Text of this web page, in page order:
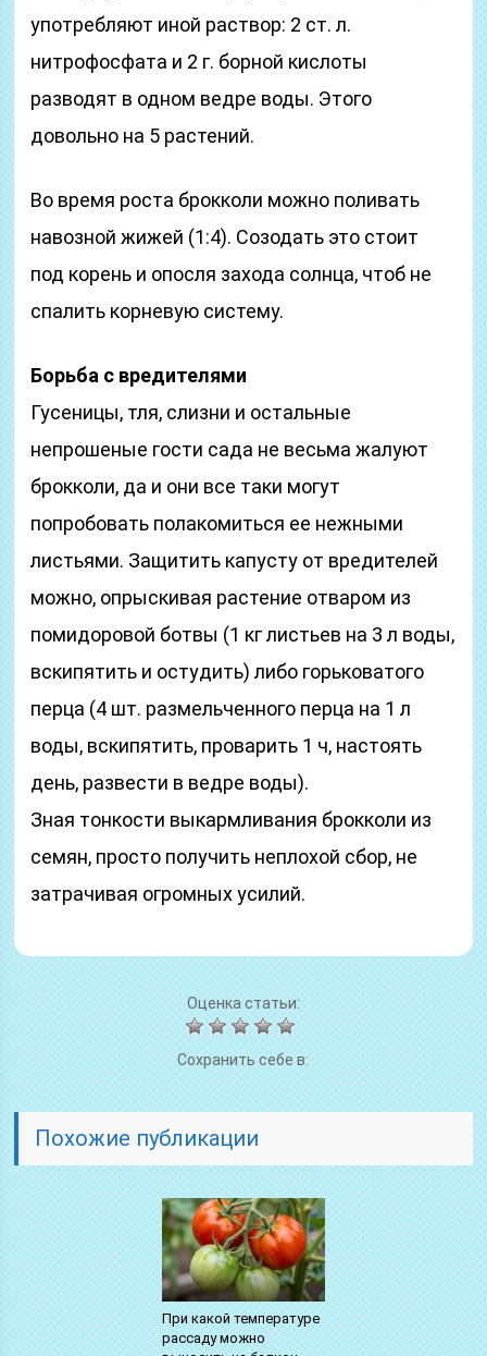
употребляют иной раствор: 2 ст. л.
нитрофосфата и 2 г. борной кислоты
разводят в одном ведре воды. Этого
довольно на 5 растений.
Во время роста брокколи можно поливать
навозной жижей (1:4). Созодать это стоит
под корень и опосля захода солнца, чтоб не
спалить корневую систему.
Борьба с вредителями
Гусеницы, тля, слизни и остальные
непрошеные гости сада не весьма жалуют
брокколи, да и они все таки могут
попробовать полакомиться ее нежными
листьями. Защитить капусту от вредителей
можно, опрыскивая растение отваром из
помидоровой ботвы (1 кг листьев на 3 л воды,
вскипятить и остудить) либо горьковатого
перца (4 шт. размельченного перца на 1 л
воды, вскипятить, проварить 1 ч, настоять
день, развести в ведре воды).
Зная тонкости выкармливания брокколи из
семян, просто получить неплохой сбор, не
затрачивая огромных усилий.
Оценка статьи:
Сохранить себе в:
Похожие публикации
При какой температуре
рассаду можно